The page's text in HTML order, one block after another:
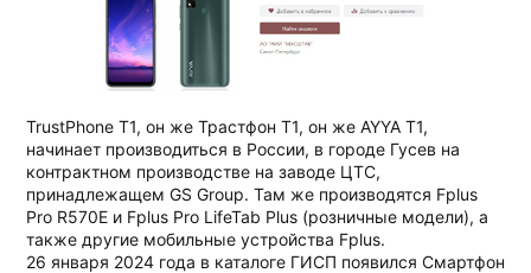
TrustPhone T1, он же Трастфон Т1, он же AYYA T1,
начинает производиться в России, в городе Гусев на
контрактном производстве на заводе ЦТС,
принадлежащем GS Group. Там же производятся Fplus
Pro R570E и Fplus Pro LifeTab Plus (розничные модели), а
также другие мобильные устройства Fplus.
26 января 2024 года в каталоге ГИСП появился Смартфон